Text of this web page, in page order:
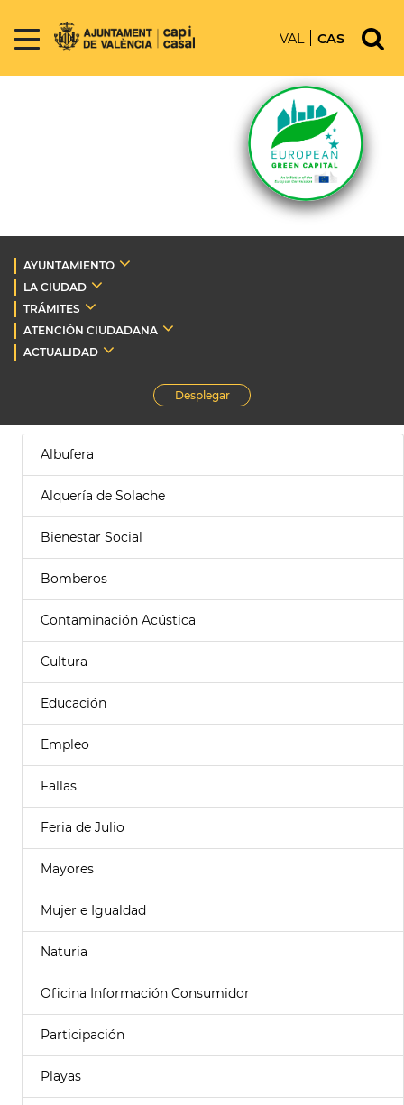
VAL CAS
AYUNTAMIENTO
LA CIUDAD
TRÁMITES
ATENCIÓN CIUDADANA
ACTUALIDAD
Desplegar
Albufera
Alquería de Solache
Bienestar Social
Bomberos
Contaminación Acústica
Cultura
Educación
Empleo
Fallas
Feria de Julio
Mayores
Mujer e Igualdad
Naturia
Oficina Información Consumidor
Participación
Playas